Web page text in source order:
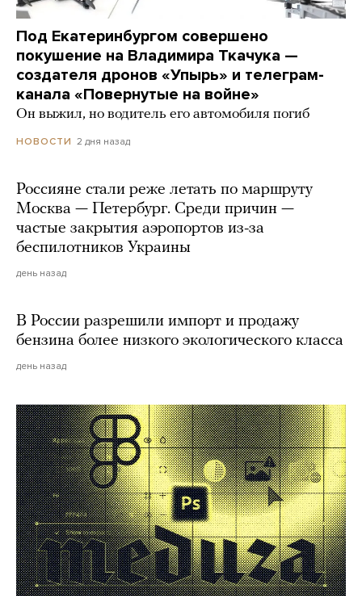
Под Екатеринбургом совершено
покушение на Владимира Ткачука —
создателя дронов «Упырь» и телеграм-
канала «Повернутые на войне»
Он выжил, но водитель его автомобиля погиб
НОВОСТИ 2 дня назад
Россияне стали реже летать по маршруту
Москва — Петербург. Среди причин —
частые закрытия аэропортов из-за
беспилотников Украины
день назад
В России разрешили импорт и продажу
бензина более низкого экологического класса
день назад